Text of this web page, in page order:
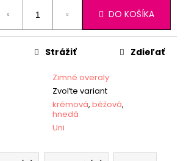
DO KOŠÍKA
Zimné overaly
Zvoľte variant
krémová, béžová,
hnedá
Uni
Strážiť Zdieľať